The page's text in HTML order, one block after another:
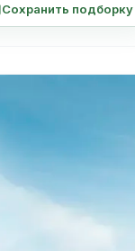
Сохранить подборку